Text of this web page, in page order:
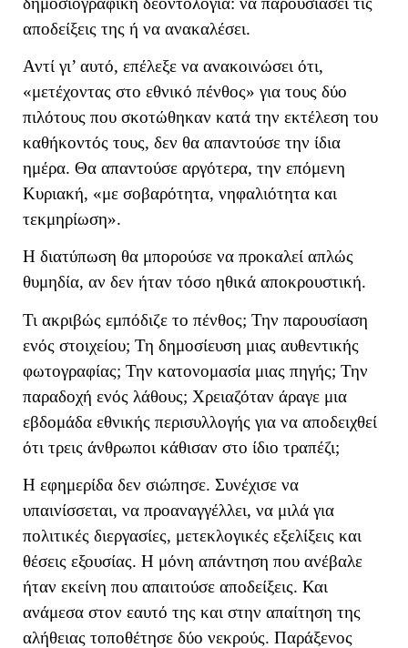
αποδείξεις της ή να ανακαλέσει.
Αντί γι’ αυτό, επέλεξε να ανακοινώσει ότι,
«μετέχοντας στο εθνικό πένθος» για τους δύο
πιλότους που σκοτώθηκαν κατά την εκτέλεση του
καθήκοντός τους, δεν θα απαντούσε την ίδια
ημέρα. Θα απαντούσε αργότερα, την επόμενη
Κυριακή, «με σοβαρότητα, νηφαλιότητα και
τεκμηρίωση».
Η διατύπωση θα μπορούσε να προκαλεί απλώς
θυμηδία, αν δεν ήταν τόσο ηθικά αποκρουστική.
Τι ακριβώς εμπόδιζε το πένθος; Την παρουσίαση
ενός στοιχείου; Τη δημοσίευση μιας αυθεντικής
φωτογραφίας; Την κατονομασία μιας πηγής; Την
παραδοχή ενός λάθους; Χρειαζόταν άραγε μια
εβδομάδα εθνικής περισυλλογής για να αποδειχθεί
ότι τρεις άνθρωποι κάθισαν στο ίδιο τραπέζι;
Η εφημερίδα δεν σιώπησε. Συνέχισε να
υπαινίσσεται, να προαναγγέλλει, να μιλά για
πολιτικές διεργασίες, μετεκλογικές εξελίξεις και
θέσεις εξουσίας. Η μόνη απάντηση που ανέβαλε
ήταν εκείνη που απαιτούσε αποδείξεις. Και
ανάμεσα στον εαυτό της και στην απαίτηση της
αλήθειας τοποθέτησε δύο νεκρούς. Παράξενος